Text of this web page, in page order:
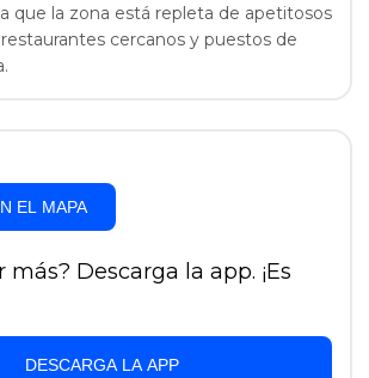
que la zona está repleta de apetitosos
cercanos y puestos de
EL MAPA
más? Descarga la app. ¡Es
DESCARGA LA APP